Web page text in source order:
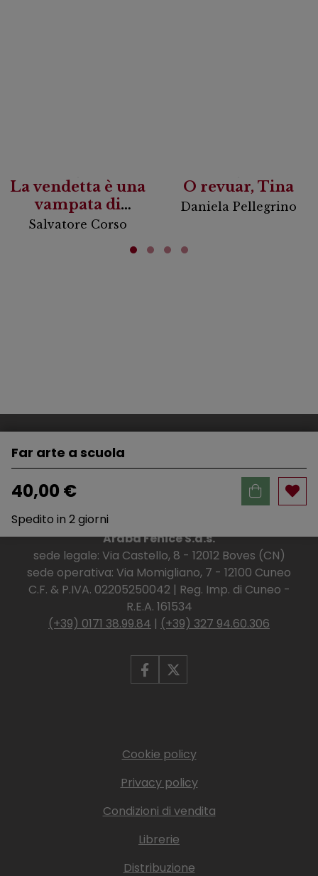
La vendetta è una
vampata di
scirocco
Salvatore Corso
O revuar, Tina
Daniela Pellegrino
Far arte a scuola
40,00 €
Spedito in 2 giorni
Araba Fenice S.a.s.
sede legale: Via Castello, 8 - 12012 Boves (CN)
sede operativa: Via Momigliano, 7 - 12100 Cuneo
C.F. & P.IVA. 02205250042 | Reg. Imp. di Cuneo -
R.E.A. 161534
(+39) 0171 38.99.84 | (+39) 327 94.60.306
Cookie policy
Privacy policy
Condizioni di vendita
Librerie
Distribuzione